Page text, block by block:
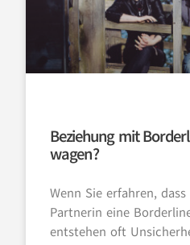
Beziehung mit
wagen?
Wenn Sie erfahren,
Partnerin eine
entstehen oft